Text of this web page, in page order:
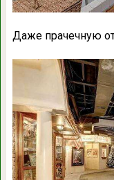
Даже прачечную